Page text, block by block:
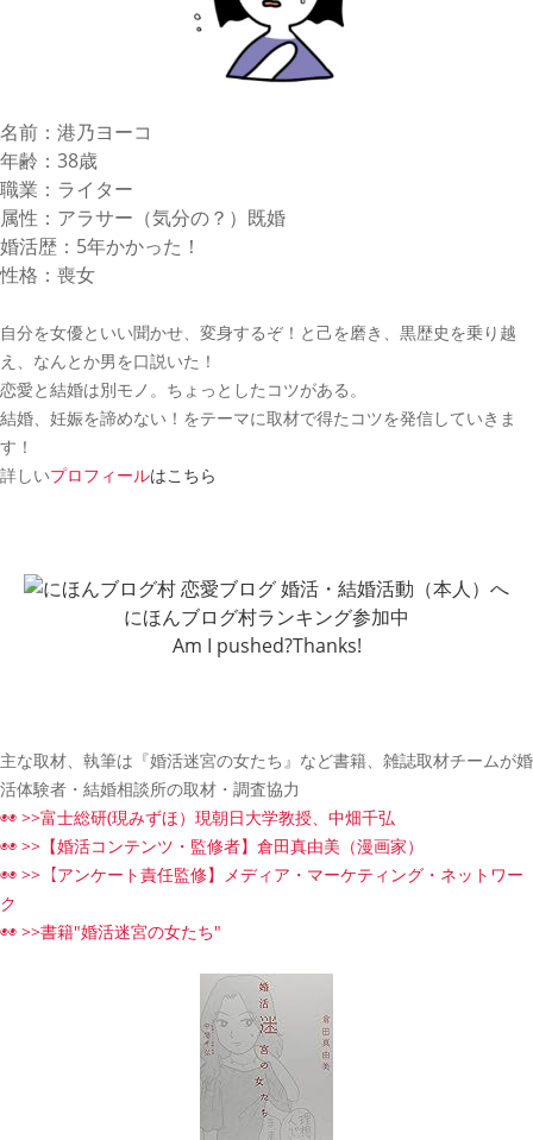
名前：港乃ヨーコ
年齢：38歳
職業：ライター
属性：アラサー（気分の？）既婚
婚活歴：5年かかった！
性格：喪女
自分を女優といい聞かせ、変身するぞ！と己を磨き、黒歴史を乗り越
え、なんとか男を口説いた！
恋愛と結婚は別モノ。ちょっとしたコツがある。
結婚、妊娠を諦めない！をテーマに取材で得たコツを発信していきま
す！
詳しいプロフィールはこちら
にほんブログ村ランキング参加中
Am I pushed?Thanks!
主な取材、執筆は『婚活迷宮の女たち』など書籍、雑誌取材チームが婚
活体験者・結婚相談所の取材・調査協力
◉◉ >>富士総研(現みずほ）現朝日大学教授、中畑千弘
◉◉ >>【婚活コンテンツ・監修者】倉田真由美（漫画家）
◉◉ >>【アンケート責任監修】メディア・マーケティング・ネットワー
ク
◉◉ >>書籍"婚活迷宮の女たち"